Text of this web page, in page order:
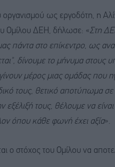
ως εργοδότη, η
Ομίλου ΔΕΗ, δήλωσε: «Στη
πάντα στο επίκεντρο, ως
δίνουμε το μήνυμα στους
μέρος μιας ομάδας που
τους, θετικό αποτύπωμα
εξέλιξή τους, θέλουμε να
όπου κάθε φωνή έχει αξία».
ο στόχος του Ομίλου να